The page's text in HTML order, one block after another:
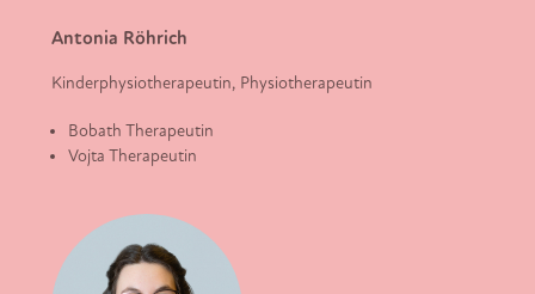
Antonia Röhrich
Kinderphysiotherapeutin, Physiotherapeutin
Bobath Therapeutin
Vojta Therapeutin